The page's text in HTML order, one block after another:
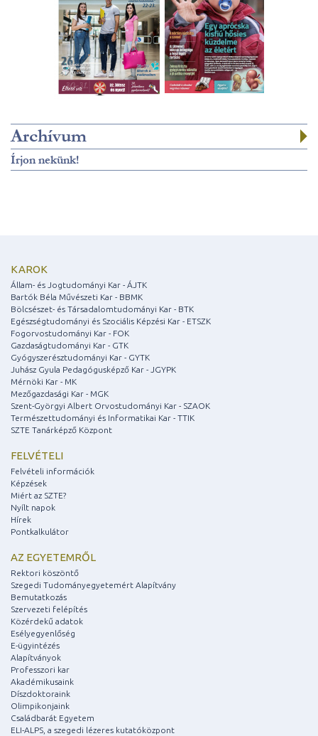
Archívum
Írjon nekünk!
KAROK
Állam- és Jogtudományi Kar - ÁJTK
Bartók Béla Művészeti Kar - BBMK
Bölcsészet- és Társadalomtudományi Kar - BTK
Egészségtudományi és Szociális Képzési Kar - ETSZK
Fogorvostudományi Kar - FOK
Gazdaságtudományi Kar - GTK
Gyógyszerésztudományi Kar - GYTK
Juhász Gyula Pedagógusképző Kar - JGYPK
Mérnöki Kar - MK
Mezőgazdasági Kar - MGK
Szent-Györgyi Albert Orvostudományi Kar - SZAOK
Természettudományi és Informatikai Kar - TTIK
SZTE Tanárképző Központ
FELVÉTELI
Felvételi információk
Képzések
Miért az SZTE?
Nyílt napok
Hírek
Pontkalkulátor
AZ EGYETEMRŐL
Rektori köszöntő
Szegedi Tudományegyetemért Alapítvány
Bemutatkozás
Szervezeti felépítés
Közérdekű adatok
Esélyegyenlőség
E-ügyintézés
Alapítványok
Professzori kar
Akadémikusaink
Díszdoktoraink
Olimpikonjaink
Családbarát Egyetem
ELI-ALPS, a szegedi lézeres kutatóközpont